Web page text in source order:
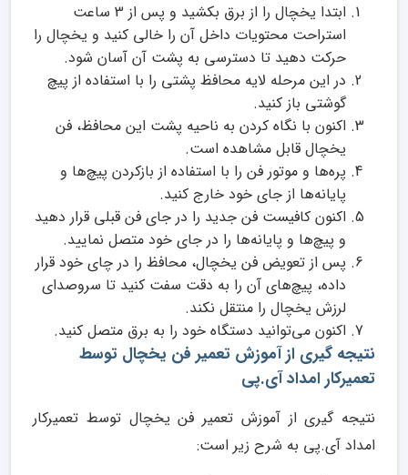
ابتدا یخچال را از برق بکشید و پس از 3 ساعت
استراحت محتویات داخل آن را خالی کنید و یخچال را
حرکت دهید تا دسترسی به پشت آن آسان شود.
در این مرحله لایه محافظ پشتی را با استفاده از پیچ
گوشتی باز کنید.
اکنون با نگاه کردن به ناحیه پشت این محافظ، فن
یخچال قابل مشاهده است.
پره‌ها و موتور فن را با استفاده از بازکردن پیچ‌ها و
پایانه‌ها از جای خود خارج کنید.
اکنون کافیست فن جدید را در جای فن قبلی قرار دهید
و پیچ‌ها و پایانه‌ها را در جای خود متصل نمایید.
پس از تعویض فن یخچال، محافظ را در چای خود قرار
داده، پیچ‌های آن را به دقت سفت کنید تا سروصدای
لرزش یخچال را منتقل نکند.
اکنون می‌توانید دستگاه خود را به برق متصل کنید.
نتیجه گیری از آموزش تعمیر فن یخچال توسط
تعمیرکار امداد آی.پی
نتیجه گیری از آموزش تعمیر فن یخچال توسط تعمیرکار
امداد آی.پی به شرح زیر است: